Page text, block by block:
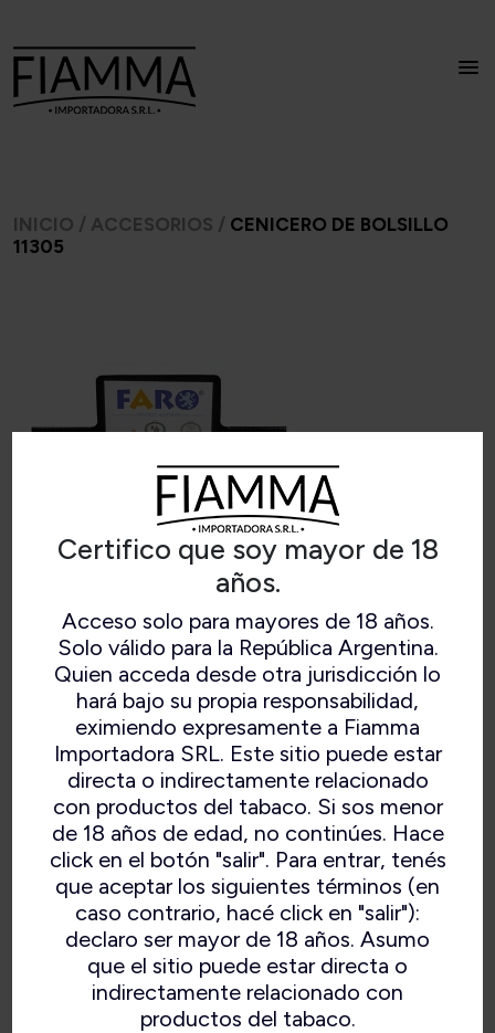
Certifico que soy mayor de 18
años.
Acceso solo para mayores de 18 años.
Solo válido para la República Argentina.
Quien acceda desde otra jurisdicción lo
hará bajo su propia responsabilidad,
eximiendo expresamente a Fiamma
Importadora SRL. Este sitio puede estar
directa o indirectamente relacionado
con productos del tabaco. Si sos menor
de 18 años de edad, no continúes. Hace
click en el botón "salir". Para entrar, tenés
que aceptar los siguientes términos (en
caso contrario, hacé click en "salir"):
declaro ser mayor de 18 años. Asumo
que el sitio puede estar directa o
indirectamente relacionado con
productos del tabaco.
INICIO / ACCESORIOS / CENICERO DE BOLSILLO
11305
CENICERO DE BOLSILLO 11305